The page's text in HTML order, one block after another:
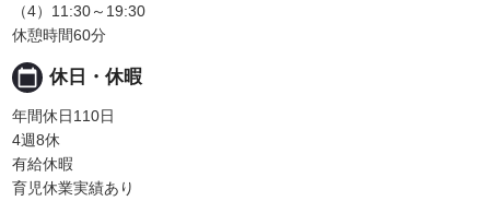
（4）11:30～19:30
休憩時間60分
calendar_today 休日・休暇
年間休日110日
4週8休
有給休暇
育児休業実績あり